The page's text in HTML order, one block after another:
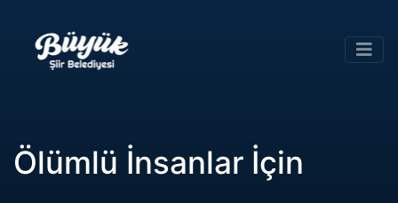
Ölümlü İnsanlar İçin